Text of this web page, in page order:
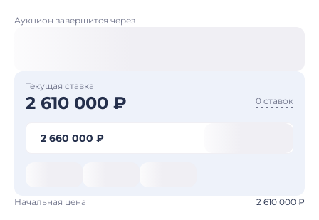
Аукцион завершится через
Текущая ставка
2 610 000 ₽ 0 ставок
2 660 000 ₽
Начальная цена 2 610 000 ₽